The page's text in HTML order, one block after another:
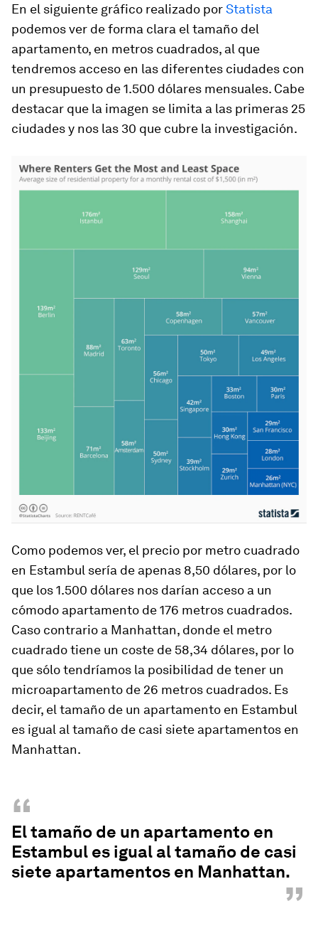
En el siguiente gráfico realizado porStatista
podemos ver de forma clara el tamaño del
apartamento, en metros cuadrados, al que
tendremos acceso en las diferentes ciudades con
un presupuesto de 1.500 dólares mensuales. Cabe
destacar que la imagen se limita a las primeras 25
ciudades y nos las 30 que cubre la investigación.
Como podemos ver, el precio por metro cuadrado
en Estambul sería de apenas 8,50 dólares, por lo
que los 1.500 dólares nos darían acceso a un
cómodo apartamento de 176 metros cuadrados.
Caso contrario a Manhattan, donde el metro
cuadrado tiene un coste de 58,34 dólares, por lo
que sólo tendríamos la posibilidad de tener un
microapartamento de 26 metros cuadrados. Es
decir, el tamaño de un apartamento en Estambul
es igual al tamaño de casi siete apartamentos en
Manhattan.
“
El tamaño de un apartamento en
Estambul es igual al tamaño de casi
siete apartamentos en Manhattan.
”